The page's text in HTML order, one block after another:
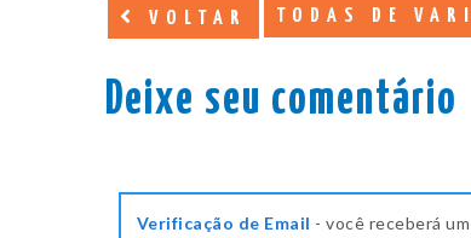
VOLTAR TODAS DE
Deixe seu comentário
Verificação de Email - você receberá